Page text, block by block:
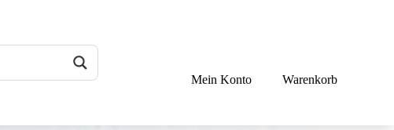
Mein Konto Warenkorb